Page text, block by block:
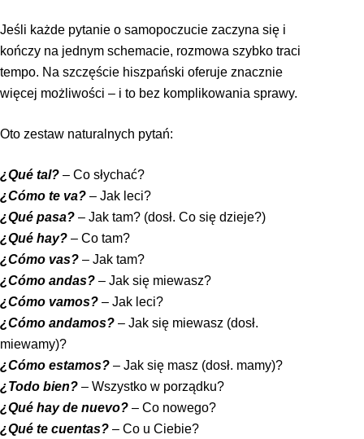
Jeśli każde pytanie o samopoczucie zaczyna się i
kończy na jednym schemacie, rozmowa szybko traci
tempo. Na szczęście hiszpański oferuje znacznie
więcej możliwości – i to bez komplikowania sprawy.
Oto zestaw naturalnych pytań:
¿Qué tal? – Co słychać?
¿Cómo te va? – Jak leci?
¿Qué pasa? – Jak tam? (dosł. Co się dzieje?)
¿Qué hay? – Co tam?
¿Cómo vas? – Jak tam?
¿Cómo andas? – Jak się miewasz?
¿Cómo vamos? – Jak leci?
¿Cómo andamos? – Jak się miewasz (dosł.
miewamy)?
¿Cómo estamos? – Jak się masz (dosł. mamy)?
¿Todo bien? – Wszystko w porządku?
¿Qué hay de nuevo? – Co nowego?
¿Qué te cuentas? – Co u Ciebie?